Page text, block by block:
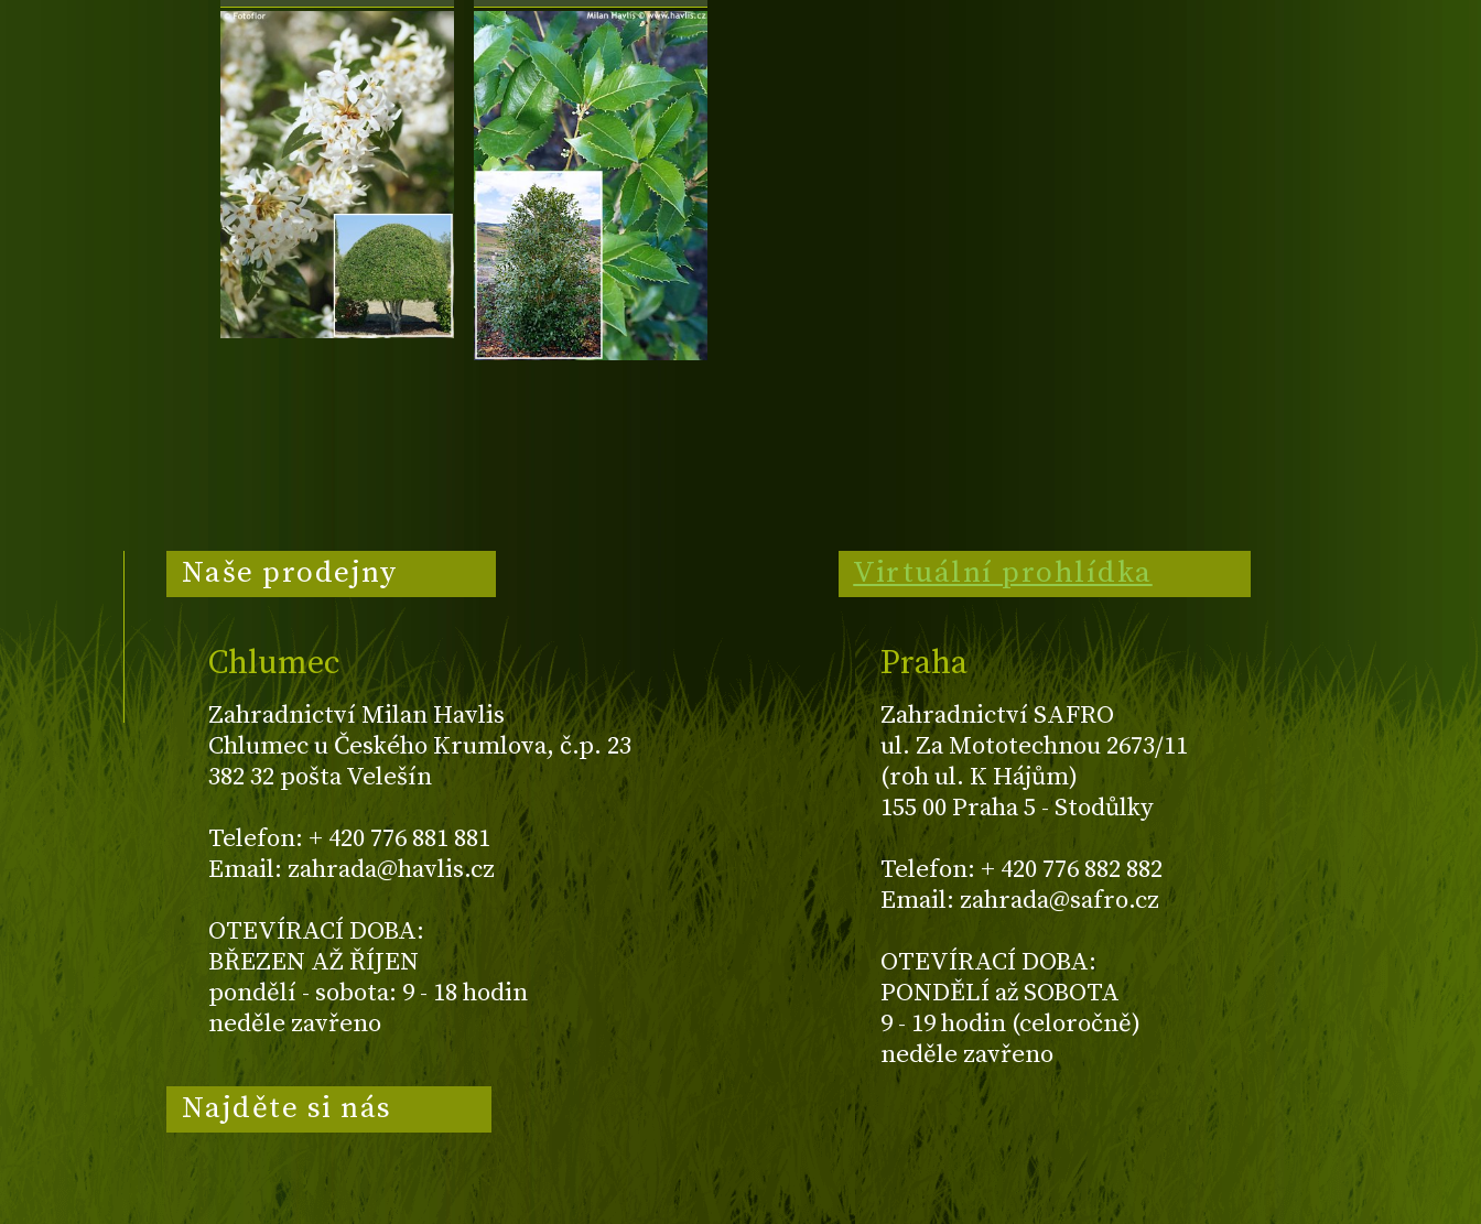
Naše prodejny
Chlumec
Zahradnictví Milan Havlis
Chlumec u Českého Krumlova, č.p. 23
382 32 pošta Velešín
Telefon: + 420 776 881 881
Email: zahrada@havlis.cz
OTEVÍRACÍ DOBA:
BŘEZEN AŽ ŘÍJEN
pondělí - sobota: 9 - 18 hodin
neděle zavřeno
Virtuální prohlídka
Praha
Zahradnictví SAFRO
ul. Za Mototechnou 2673/11
(roh ul. K Hájům)
155 00 Praha 5 - Stodůlky
Telefon: + 420 776 882 882
Email: zahrada@safro.cz
OTEVÍRACÍ DOBA:
PONDĚLÍ až SOBOTA
9 - 19 hodin (celoročně)
neděle zavřeno
Najděte si nás